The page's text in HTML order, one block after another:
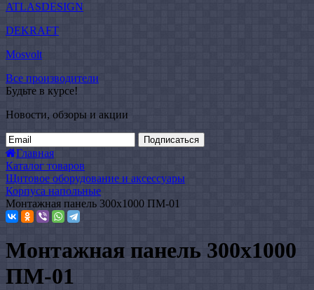
ATLASDESIGN
DEKRAFT
Mosvolt
Все производители
Будьте в курсе!
Новости, обзоры и акции
Подписаться
Главная
Каталог товаров
Щитовое оборудование и аксессуары
Корпуса напольные
Монтажная панель 300x1000 ПМ-01
Монтажная панель 300x1000
ПМ-01